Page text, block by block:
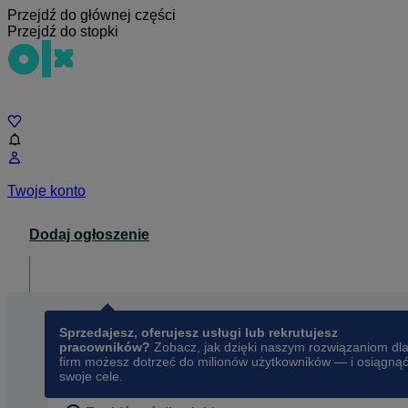
Przejdź do głównej części
Przejdź do stopki
Twoje konto
Dodaj ogłoszenie
Sprzedajesz, oferujesz usługi lub rekrutujesz
pracowników? Zobacz, jak dzięki naszym rozwiązaniom dla
firm możesz dotrzeć do milionów użytkowników — i osiągnąć
swoje cele.